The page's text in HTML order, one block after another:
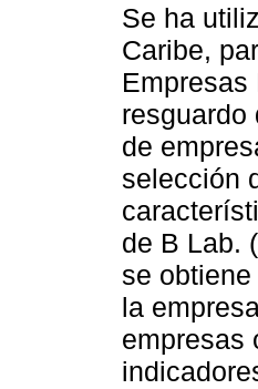
Se ha
Caribe,
resguardo
de
selección
de B Lab.
se
la
empresas